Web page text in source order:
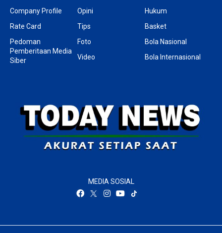
Company Profile
Rate Card
Pedoman
Pemberitaan Media
Siber
Opini
Tips
Foto
Video
Hukum
Basket
Bola Nasional
Bola Internasional
MEDIA SOSIAL